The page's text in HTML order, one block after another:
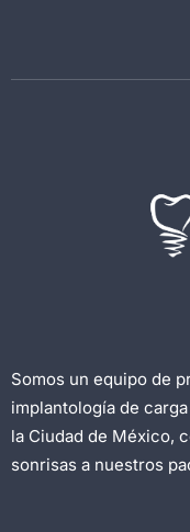
Somos un equipo de
implantología de
la Ciudad de México,
sonrisas a nuestros